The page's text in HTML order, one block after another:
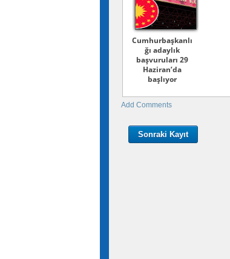
Cumhurbaşkanlı
ğı adaylık
başvuruları 29
Haziran’da
başlıyor
Add Comments
Sonraki Kayıt